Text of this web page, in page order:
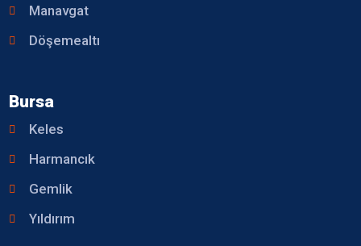
Manavgat
Döşemealtı
Bursa
Keles
Harmancık
Gemlik
Yıldırım